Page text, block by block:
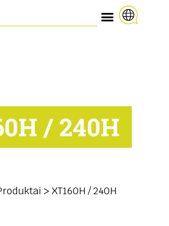
/ 240H
> XT160H / 240H